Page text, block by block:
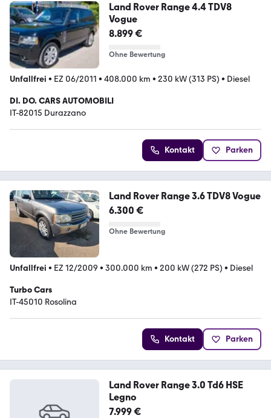
Land Rover Range 4.4 TDV8
Vogue
8.899 €
Ohne Bewertung
Unfallfrei • EZ 06/2011 • 408.000 km • 230 kW (313 PS) • Diesel
DI. DO. CARS AUTOMOBILI
IT-82015 Durazzano
Kontakt Parken
Land Rover Range 3.6 TDV8 Vogue
6.300 €
Ohne Bewertung
Unfallfrei • EZ 12/2009 • 300.000 km • 200 kW (272 PS) • Diesel
Turbo Cars
IT-45010 Rosolina
Kontakt Parken
Land Rover Range 3.0 Td6 HSE
Legno
7.999 €